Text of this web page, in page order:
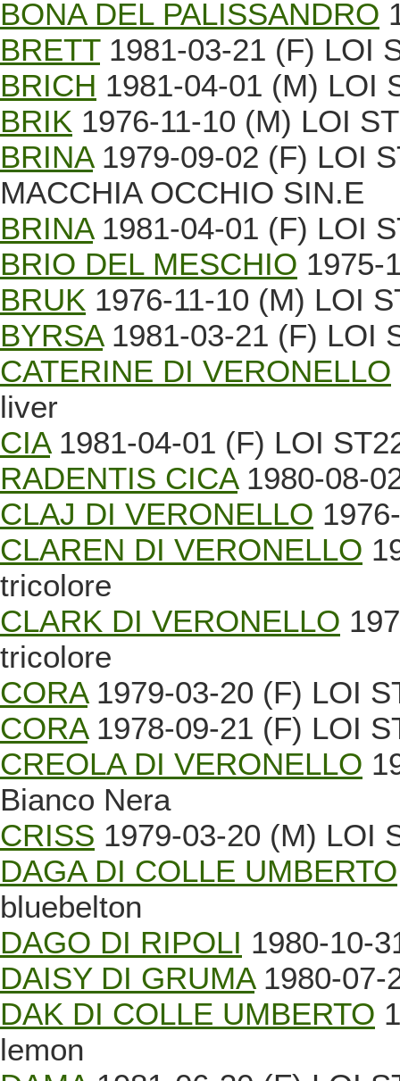
BONA DEL PALISSANDRO
BRETT1981-03-21 (F) LOI
BRICH 1981-04-01 (M) LOI
BRIK 1976-11-10 (M) LOI
BRINA1979-09-02 (F) LOI
MACCHIA OCCHIO SIN.E
BRINA1981-04-01 (F) LOI
BRIO DEL MESCHIO 1975-
BRUK 1976-11-10 (M) LOI
BYRSA1981-03-21 (F) LOI
CATERINE DI VERONELLO
liver
CIA1981-04-01 (F) LOI
RADENTIS CICA1980-08-
CLAJ DI VERONELLO
CLAREN DI VERONELLO
tricolore
CLARK DI VERONELLO
tricolore
CORA1979-03-20 (F) LOI
CORA1978-09-21 (F) LOI
CREOLA DI VERONELLO
Bianco Nera
CRISS 1979-03-20 (M) LOI
DAGA DI COLLE UMBERTO
bluebelton
DAGO DI RIPOLI 1980-10-
DAISY DI GRUMA1980-07-
DAK DI COLLE UMBERTO
lemon